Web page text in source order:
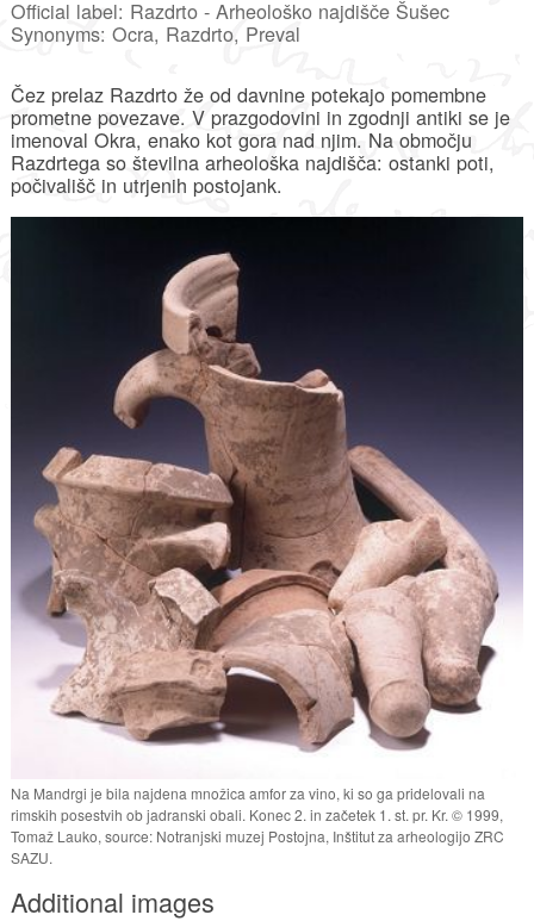
Official label: Razdrto - Arheološko najdišče Šušec
Synonyms: Ocra, Razdrto, Preval
Čez prelaz Razdrto že od davnine potekajo pomembne
prometne povezave. V prazgodovini in zgodnji antiki se je
imenoval Okra, enako kot gora nad njim. Na območju
Razdrtega so številna arheološka najdišča: ostanki poti,
počivališč in utrjenih postojank.
Na Mandrgi je bila najdena množica amfor za vino, ki so ga pridelovali na
rimskih posestvih ob jadranski obali. Konec 2. in začetek 1. st. pr. Kr. © 1999,
Tomaž Lauko, source: Notranjski muzej Postojna, Inštitut za arheologijo ZRC
SAZU.
Additional images